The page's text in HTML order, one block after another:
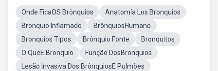
Onde FicaOS Brônquios
Anatomía Los Bronquios
Bronquio Inflamado
BrônquiosHumano
Bronquios Tipos
Brônquio Fonte
Bronquitos
O QueE Bronquio
Função DosBronquios
Lesão Invasiva Dos BrônquiosE Pulmões